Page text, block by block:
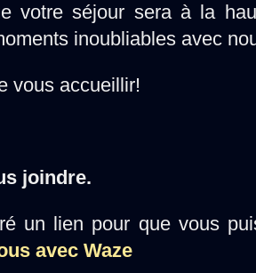
votre séjour sera à la
inoubliables avec
vous accueillir!
joindre.
un lien pour que vous
avec Waze